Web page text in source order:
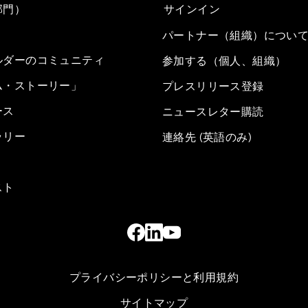
）
ーのコミュニティ
ストーリー」
リー
サインイン
パートナー（組織）につい
参加する（個人、組織）
プレスリリース登録
ニュースレター購読
連絡先 (英語のみ)
プライバシーポリシーと利用規約
サイトマップ